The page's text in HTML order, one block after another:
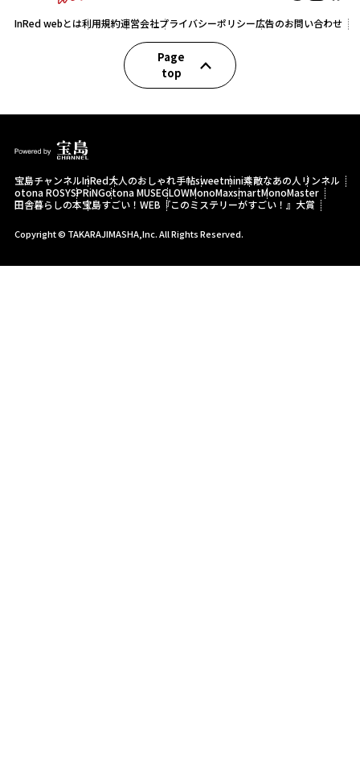
InRed webとは利用規約運営会社プライバシーポリシー広告のお問い合わせ
Page
top
宝島チャンネルInRed大人のおしゃれ手帖sweetmini素敵なあの人 リンネル
otona ROSYSPRiNGotona MUSEGLOWMonoMaxsmartMonoMaster
田舎暮らしの本宝島すごい！WEB 『このミステリーがすごい！』大賞
Copyright © TAKARAJIMASHA,Inc. All Rights Reserved.